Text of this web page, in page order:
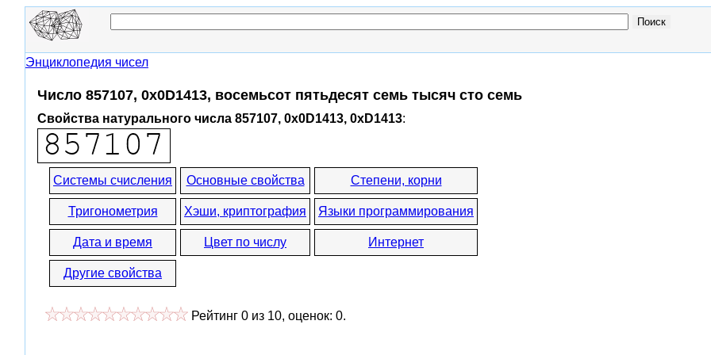
Энциклопедия чисел
Число 857107, 0x0D1413, восемьсот пятьдесят семь тысяч сто семь
Свойства натурального числа 857107, 0x0D1413, 0xD1413:
Системы счисления Основные свойства Степени, корни
Тригонометрия Хэши, криптография Языки программирования
Дата и время Цвет по числу Интернет
Другие свойства
Рейтинг 0 из 10, оценок: 0.